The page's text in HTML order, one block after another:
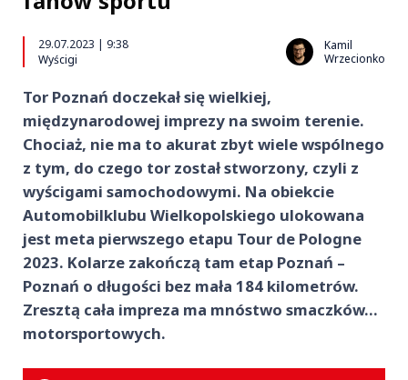
29.07.2023 | 9:38
Wyścigi
Kamil
Wrzecionko
Tor Poznań doczekał się wielkiej,
międzynarodowej imprezy na swoim terenie.
Chociaż, nie ma to akurat zbyt wiele wspólnego
z tym, do czego tor został stworzony, czyli z
wyścigami samochodowymi. Na obiekcie
Automobilklubu Wielkopolskiego ulokowana
jest meta pierwszego etapu Tour de Pologne
2023. Kolarze zakończą tam etap Poznań –
Poznań o długości bez mała 184 kilometrów.
Zresztą cała impreza ma mnóstwo smaczków…
motorsportowych.